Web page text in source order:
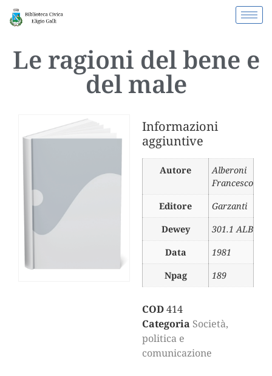
Le ragioni del bene e
del male
Informazioni
aggiuntive
Autore
Alberoni
Francesco
Editore
Garzanti
Dewey
301.1 ALB
Data
1981
Npag
189
COD414
Categoria Società,
politica e
comunicazione